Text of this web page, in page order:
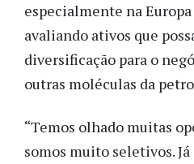
especialmente na
avaliando ativos que
diversificação para o
outras moléculas da
“Temos olhado muitas
somos muito seletivos.